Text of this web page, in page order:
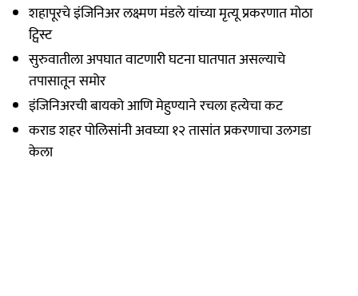
शहापूरचे इंजिनिअर लक्ष्मण मंडले यांच्या मृत्यू प्रकरणात मोठा
ट्विस्ट
सुरुवातीला अपघात वाटणारी घटना घातपात असल्याचे
तपासातून समोर
इंजिनिअरची बायको आणि मेहुण्याने रचला हत्येचा कट
कराड शहर पोलिसांनी अवघ्या १२ तासांत प्रकरणाचा उलगडा
केला